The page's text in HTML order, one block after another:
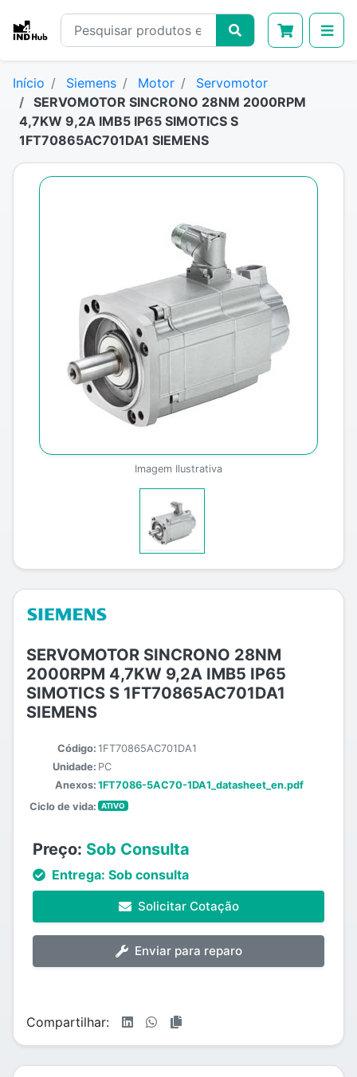
Início Siemens Motor
Servomotor
SERVOMOTOR SINCRONO 28NM 2000RPM
4,7KW 9,2A IMB5 IP65 SIMOTICS S
1FT70865AC701DA1 SIEMENS
Imagem Ilustrativa
SERVOMOTOR SINCRONO 28NM
2000RPM 4,7KW 9,2A IMB5 IP65
SIMOTICS S 1FT70865AC701DA1
SIEMENS
Código: 1FT70865AC701DA1
Unidade: PC
Anexos: 1FT7086-5AC70-1DA1_datasheet_en.pdf
Ciclo de vida:
ATIVO
Preço: Sob Consulta
Entrega: Sob consulta
Solicitar Cotação
Enviar para reparo
Compartilhar: